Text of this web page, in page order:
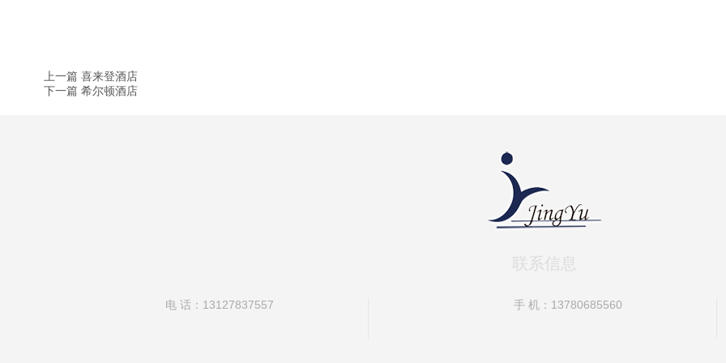
上一篇 喜来登酒店
下一篇 希尔顿酒店
联系信息
电 话：13127837557 手 机：13780685560